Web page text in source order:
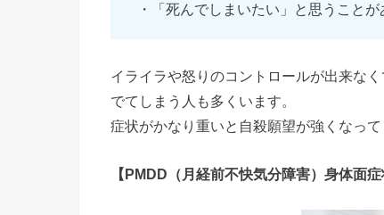
・「死んでしまいたい」と思うことが
イライラや怒りのコントロールが出来な
でてしまう人も多くいます。
症状がかなり重いと自殺願望が強くなっ
【PMDD（月経前不快気分障害）身体面症